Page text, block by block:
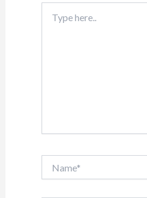
here..